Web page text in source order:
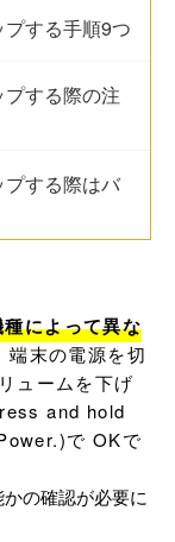
する手順9つ
する際の注
する際はバ
によって異な
末の電源を切
ュームを下げ
and hold
で OKで
の確認が必要に